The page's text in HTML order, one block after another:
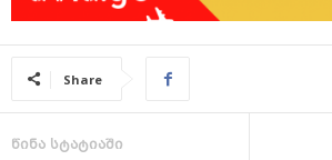
Share
წინა სტატიაში